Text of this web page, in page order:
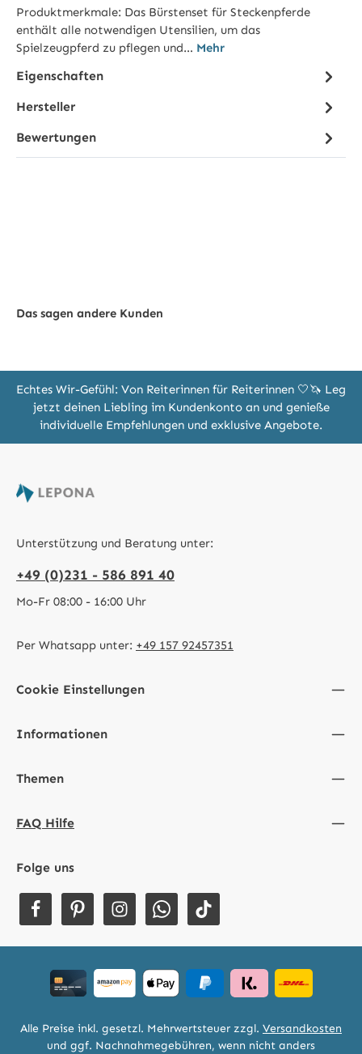
Produktmerkmale: Das Bürstenset für Steckenpferde
enthält alle notwendigen Utensilien, um das
Spielzeugpferd zu pflegen und… Mehr
Eigenschaften
Hersteller
Bewertungen
Das sagen andere Kunden
Echtes Wir-Gefühl: Von Reiterinnen für Reiterinnen 🤍🦄 Leg
jetzt deinen Liebling im Kundenkonto an und genieße
individuelle Empfehlungen und exklusive Angebote.
Unterstützung und Beratung unter:
+49 (0)231 - 586 891 40
Mo-Fr 08:00 - 16:00 Uhr
Per Whatsapp unter: +49 157 92457351
Cookie Einstellungen
Informationen
Themen
FAQ Hilfe
Folge uns
Alle Preise inkl. gesetzl. Mehrwertsteuer zzgl. Versandkosten
und ggf. Nachnahmegebühren, wenn nicht anders